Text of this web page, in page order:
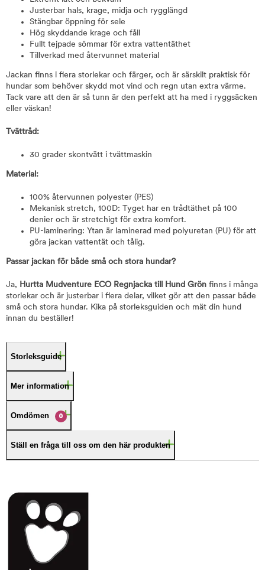
Justerbar hals, krage, midja och rygglängd
Stängbar öppning för sele
Hög skyddande krage och fåll
Fullt tejpade sömmar för extra vattentäthet
Tillverkad med återvunnet material
Jackan finns i flera storlekar och färger, och är särskilt praktisk för
hundar som behöver skydd mot vind och regn utan extra värme.
Tack vare att den är så tunn är den perfekt att ha med i ryggsäcken
eller väskan!
Tvättråd:
30 grader skontvätt i tvättmaskin
Material:
100% återvunnen polyester (PES)
Mekanisk stretch, 100D: Tyget har en trådtäthet på 100
denier och är stretchigt för extra komfort.
PU-laminering: Ytan är laminerad med polyuretan (PU) för att
göra jackan vattentät och tålig.
Passar jackan för både små och stora hundar?
Ja, Hurtta Mudventure ECO Regnjacka till Hund Grön finns i många
storlekar och är justerbar i flera delar, vilket gör att den passar både
små och stora hundar. Kika på storleksguiden och mät din hund
innan du beställer!
Storleksguide
Mer information
Omdömen 0
Ställ en fråga till oss om den här produkten